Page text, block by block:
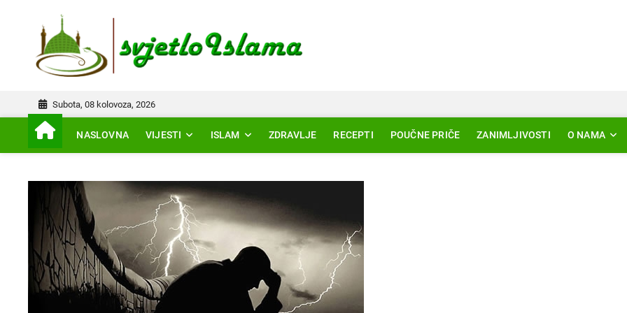
Subota, 08 kolovoza, 2026
NASLOVNA VIJESTI ISLAM ZDRAVLJE RECEPTI POUČNE PRIČE ZANIMLJIVOSTI O NAMA